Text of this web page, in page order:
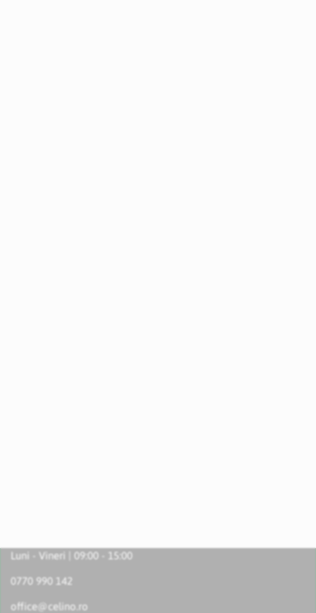
Luni - Vineri | 09:00 - 15:00
0770 990 142
office@celino.ro